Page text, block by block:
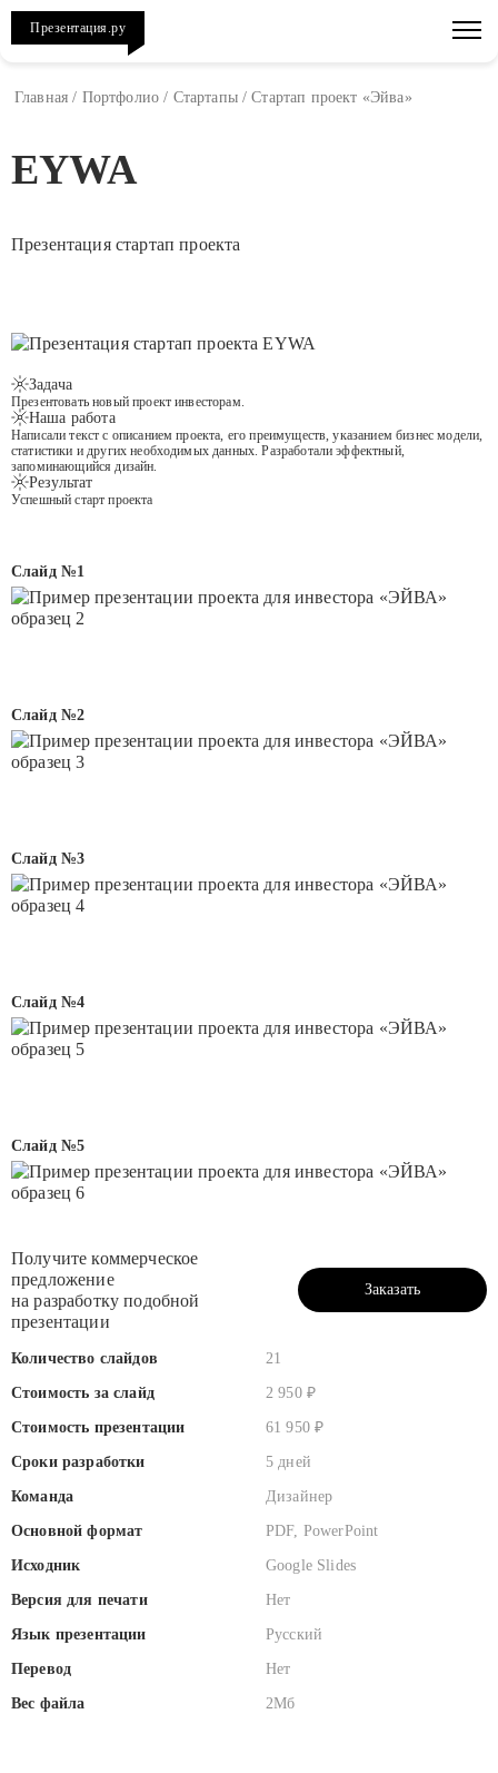
Презентация.ру
Главная / Портфолио / Стартапы/Стартап проект «Эйва»
EYWA
Презентация стартап проекта
Задача
Презентовать новый проект инвесторам.
Наша работа
Написали текст с описанием проекта, его преимуществ, указанием бизнес модели,
статистики и других необходимых данных. Разработали эффектный,
запоминающийся дизайн.
Результат
Успешный старт проекта
Слайд №1
Слайд №2
Слайд №3
Слайд №4
Слайд №5
Получите коммерческое
предложение
на разработку подобной
презентации
Заказать
Количество слайдов
21
Стоимость за слайд 2 950 ₽
Стоимость презентации 61 950 ₽
Сроки разработки 5 дней
Команда Дизайнер
Основной формат PDF, PowerPoint
Исходник Google Slides
Версия для печати Нет
Язык презентации Русский
Перевод Нет
Вес файла 2Мб